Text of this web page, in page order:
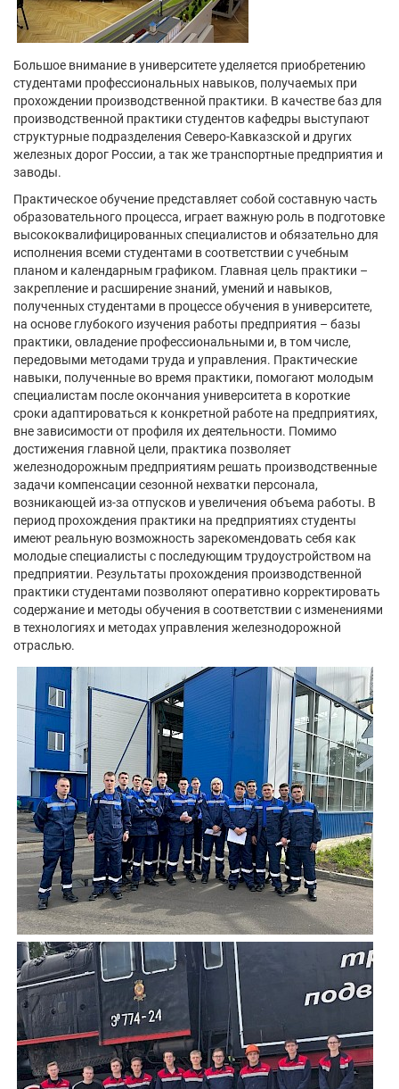
Большое внимание в университете уделяется приобретению
студентами профессиональных навыков, получаемых при
прохождении производственной практики. В качестве баз для
производственной практики студентов кафедры выступают
структурные подразделения Северо-Кавказской и других
железных дорог России, а так же транспортные предприятия и
заводы.
Практическое обучение представляет собой составную часть
образовательного процесса, играет важную роль в подготовке
высококвалифицированных специалистов и обязательно для
исполнения всеми студентами в соответствии с учебным
планом и календарным графиком. Главная цель практики –
закрепление и расширение знаний, умений и навыков,
полученных студентами в процессе обучения в университете,
на основе глубокого изучения работы предприятия – базы
практики, овладение профессиональными и, в том числе,
передовыми методами труда и управления. Практические
навыки, полученные во время практики, помогают молодым
специалистам после окончания университета в короткие
сроки адаптироваться к конкретной работе на предприятиях,
вне зависимости от профиля их деятельности. Помимо
достижения главной цели, практика позволяет
железнодорожным предприятиям решать производственные
задачи компенсации сезонной нехватки персонала,
возникающей из-за отпусков и увеличения объема работы. В
период прохождения практики на предприятиях студенты
имеют реальную возможность зарекомендовать себя как
молодые специалисты с последующим трудоустройством на
предприятии. Результаты прохождения производственной
практики студентами позволяют оперативно корректировать
содержание и методы обучения в соответствии с изменениями
в технологиях и методах управления железнодорожной
отраслью.